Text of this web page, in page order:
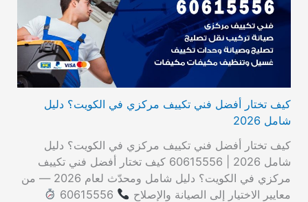
كيف تختار أفضل فني تكييف مركزي في الكويت؟ دليل
شامل 2026
كيف تختار أفضل فني تكييف مركزي في الكويت؟ دليل
شامل 2026 | 60615556 كيف تختار أفضل فني تكييف
مركزي في الكويت؟ دليل شامل ومحدّث لعام 2026 — من
معايير الاختيار إلى الصيانة والإصلاح